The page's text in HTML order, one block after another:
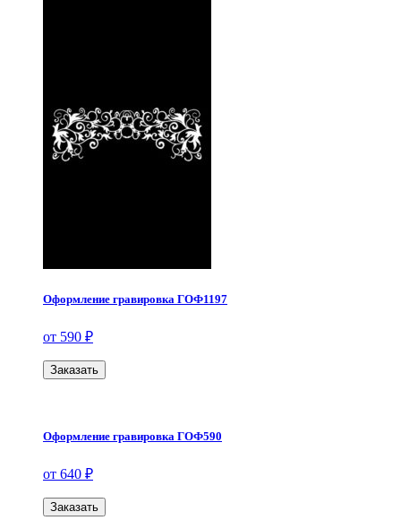
Оформление гравировка ГОФ1197
от 590 ₽
Заказать
Оформление гравировка ГОФ590
от 640 ₽
Заказать